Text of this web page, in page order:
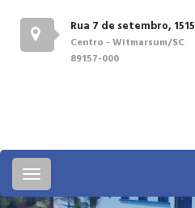
Rua 7 de setembro, 1515
Centro - Witmarsum/SC
89157-000
Toggle
navigation